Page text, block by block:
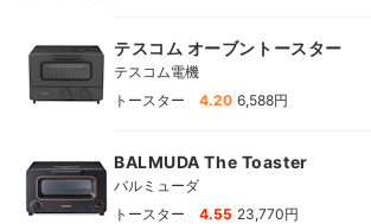
テスコム オーブントースター
テスコム電機
トースター
4.20 6,588円
BALMUDA The Toaster
バルミューダ
トースター
4.55 23,770円